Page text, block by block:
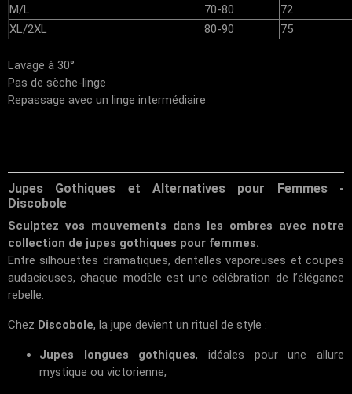
M/L 70-80
72
XL/2XL
80-90 75
Lavage à 30°
Pas de sèche-linge
Repassage avec un linge intermédiaire
Jupes Gothiques et Alternatives pour Femmes -
Discobole
Sculptez vos mouvements dans les ombres avec notre
collection de jupes gothiques pour femmes.
Entre silhouettes dramatiques, dentelles vaporeuses et coupes
audacieuses, chaque modèle est une célébration de l’élégance
rebelle.
Chez Discobole, la jupe devient un rituel de style :
Jupes longues gothiques, idéales pour une allure
mystique ou victorienne,